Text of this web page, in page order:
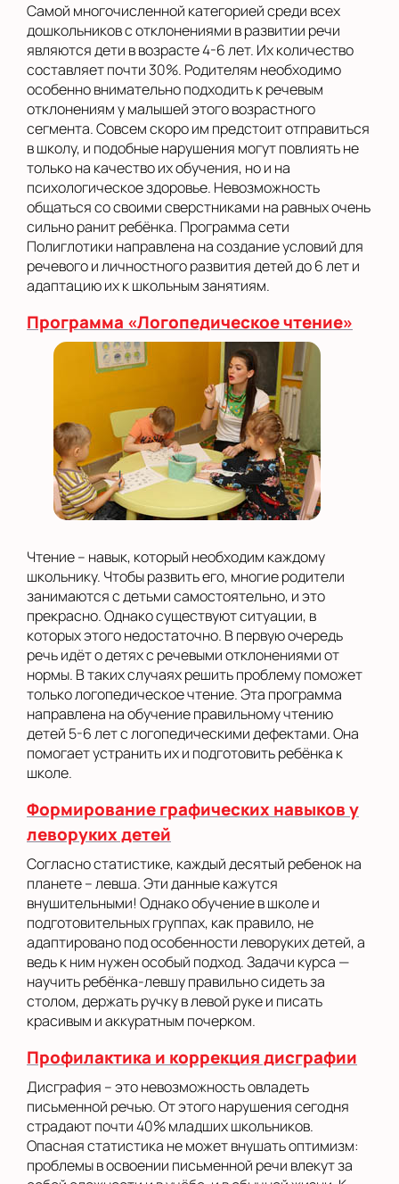
Самой многочисленной категорией среди всех
дошкольников с отклонениями в развитии речи
являются дети в возрасте 4-6 лет. Их количество
составляет почти 30%. Родителям необходимо
особенно внимательно подходить к речевым
отклонениям у малышей этого возрастного
сегмента. Совсем скоро им предстоит отправиться
в школу, и подобные нарушения могут повлиять не
только на качество их обучения, но и на
психологическое здоровье. Невозможность
общаться со своими сверстниками на равных очень
сильно ранит ребёнка. Программа сети
Полиглотики направлена на создание условий для
речевого и личностного развития детей до 6 лет и
адаптацию их к школьным занятиям.
Программа «Логопедическое чтение»
Чтение – навык, который необходим каждому
школьнику. Чтобы развить его, многие родители
занимаются с детьми самостоятельно, и это
прекрасно. Однако существуют ситуации, в
которых этого недостаточно. В первую очередь
речь идёт о детях с речевыми отклонениями от
нормы. В таких случаях решить проблему поможет
только логопедическое чтение. Эта программа
направлена на обучение правильному чтению
детей 5-6 лет с логопедическими дефектами. Она
помогает устранить их и подготовить ребёнка к
школе.
Формирование графических навыков у
леворуких детей
Согласно статистике, каждый десятый ребенок на
планете – левша. Эти данные кажутся
внушительными! Однако обучение в школе и
подготовительных группах, как правило, не
адаптировано под особенности леворуких детей, а
ведь к ним нужен особый подход. Задачи курса —
научить ребёнка-левшу правильно сидеть за
столом, держать ручку в левой руке и писать
красивым и аккуратным почерком.
Профилактика и коррекция дисграфии
Дисграфия – это невозможность овладеть
письменной речью. От этого нарушения сегодня
страдают почти 40% младших школьников.
Опасная статистика не может внушать оптимизм:
проблемы в освоении письменной речи влекут за